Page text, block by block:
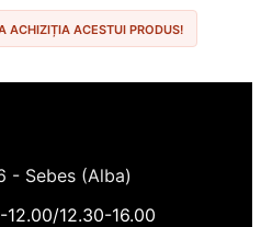
ACHIZIȚIA ACESTUI PRODUS!
- Sebes (Alba)
12.00/12.30-16.00